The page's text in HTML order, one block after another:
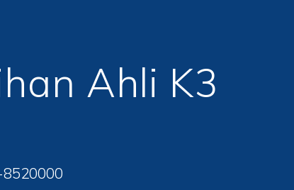
Ahli K3
8520000